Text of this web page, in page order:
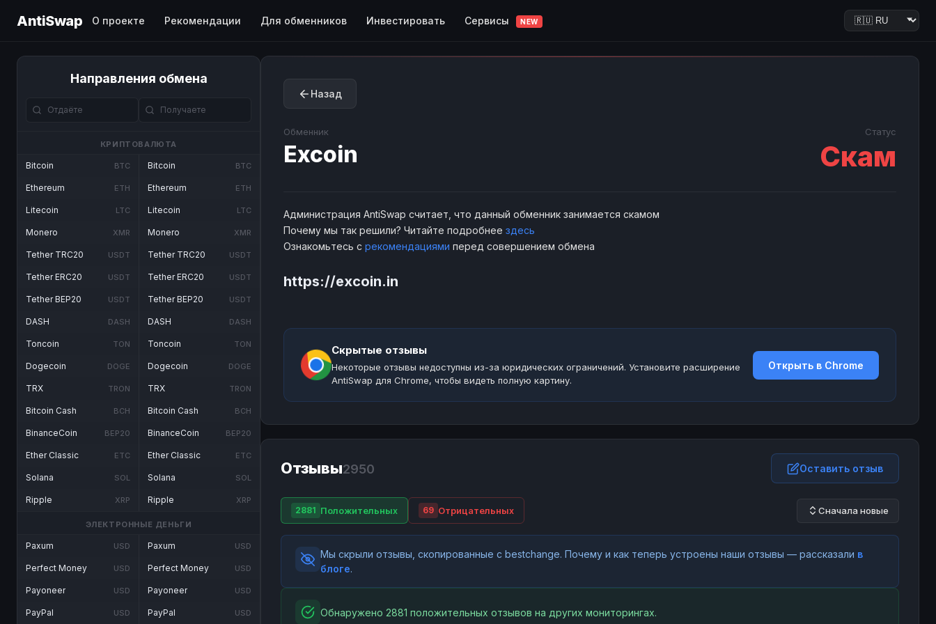
AntiSwap О проекте Рекомендации Для обменников Инвестировать Сервисы NEW
Направления обмена
КРИПТОВАЛЮТА
Bitcoin BTC
Ethereum ETH
Litecoin LTC
Monero XMR
Tether TRC20 USDT
Tether ERC20 USDT
Tether BEP20 USDT
DASH DASH
Toncoin TON
Dogecoin DOGE
TRX TRON
Bitcoin Cash BCH
BinanceCoin BEP20
Ether Classic ETC
Solana SOL
Ripple XRP
Bitcoin BTC
Ethereum ETH
Litecoin LTC
Monero XMR
Tether TRC20 USDT
Tether ERC20 USDT
Tether BEP20 USDT
DASH DASH
Toncoin TON
Dogecoin DOGE
TRX TRON
Bitcoin Cash BCH
BinanceCoin BEP20
Ether Classic ETC
Solana SOL
Ripple XRP
ЭЛЕКТРОННЫЕ ДЕНЬГИ
Paxum USD
Perfect Money USD
Payoneer USD
PayPal USD
Paxum USD
Perfect Money USD
Payoneer USD
PayPal USD
Назад
Обменник
Excoin
Статус
Скам
Администрация AntiSwap считает, что данный обменник занимается скамом
Почему мы так решили? Читайте подробнее здесь
Ознакомьтесь с рекомендациями перед совершением обмена
https://excoin.in
Скрытые отзывы
Некоторые отзывы недоступны из-за юридических ограничений. Установите расширение
AntiSwap для Chrome, чтобы видеть полную картину.
Открыть в Chrome
Отзывы2950 Оставить отзыв
2881 Положительных 69 Отрицательных Сначала новые
Мы скрыли отзывы, скопированные с bestchange. Почему и как теперь устроены наши отзывы — рассказали в
блоге.
Обнаружено 2881 положительных отзывов на других мониторингах.